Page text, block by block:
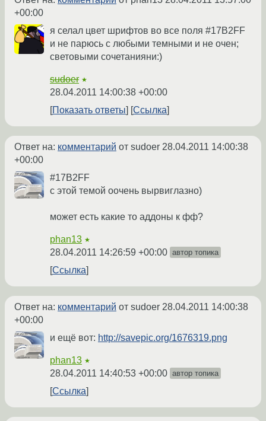
+00:00
я селал цвет шрифтов во все поля #17B2FF
и не парюсь с любыми темными и не очен;
световыми сочетанияни:)
sudoer ★
28.04.2011 14:00:38 +00:00
Показать ответы
Ссылка
Ответ на: комментарий от sudoer 28.04.2011 14:00:38
+00:00
#17B2FF
с этой темой оочень вырвиглазно)
может есть какие то аддоны к фф?
phan13 ★
28.04.2011 14:26:59 +00:00 автор топика
Ссылка
Ответ на: комментарий от sudoer 28.04.2011 14:00:38
+00:00
и ещё вот: http://savepic.org/1676319.png
phan13 ★
28.04.2011 14:40:53 +00:00 автор топика
Ссылка